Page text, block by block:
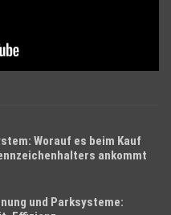
Worauf es beim Kauf
ankommt
und Parksysteme: